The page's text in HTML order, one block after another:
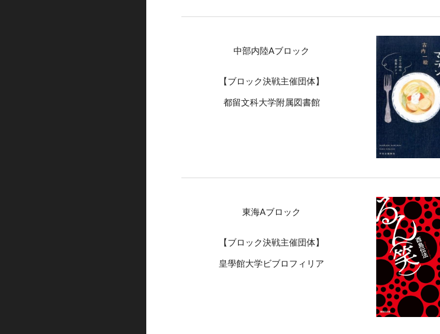
中部内陸Aブロック
【ブロック決戦主催団体】
都留文科大学附属図書館
東海Aブロック
【ブロック決戦主催団体】
皇學館大学ビブロフィリア